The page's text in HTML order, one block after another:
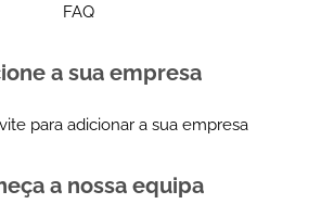
FAQ
a sua empresa
para adicionar a sua empresa
a nossa equipa